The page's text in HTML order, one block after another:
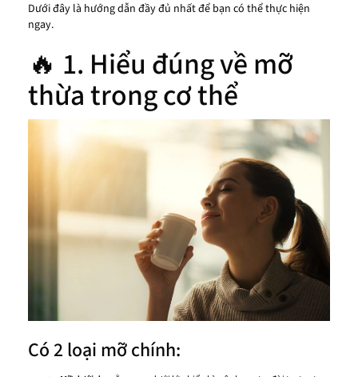
Dưới đây là hướng dẫn đầy đủ nhất để bạn có thể thực hiện
ngay.
🔥 1. Hiểu đúng về mỡ
thừa trong cơ thể
Có 2 loại mỡ chính: